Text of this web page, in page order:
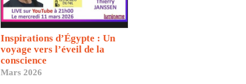
Inspirations d’Égypte : Un
voyage vers l’éveil de la
conscience
Mars 2026